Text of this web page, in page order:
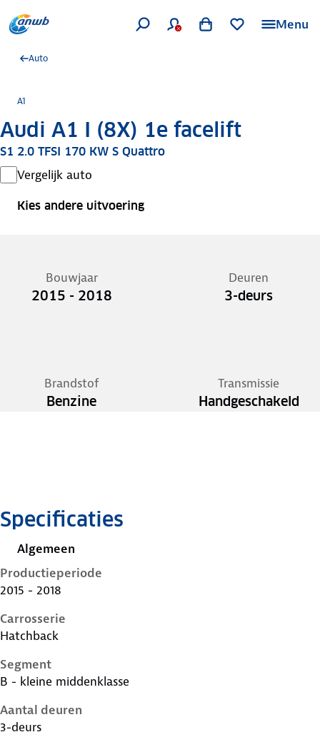
Menu
Auto
A1
Audi A1 I (8X) 1e facelift
S1 2.0 TFSI 170 KW S Quattro
Vergelijk auto
Kies andere uitvoering
Bouwjaar
2015 - 2018
Deuren
3-deurs
Brandstof
Benzine
Transmissie
Handgeschakeld
Specificaties
Algemeen
Productieperiode
2015 - 2018
Carrosserie
Hatchback
Segment
B - kleine middenklasse
Aantal deuren
3-deurs